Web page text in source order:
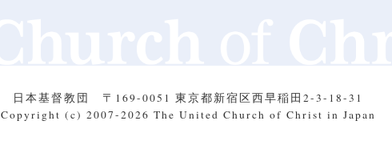
日本基督教団 〒169-0051 東京都新宿区西早稲田2-3-18-31
Copyright (c) 2007-2026 The United Church of Christ in Japan